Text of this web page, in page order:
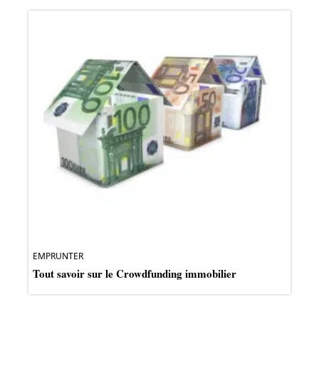
EMPRUNTER
Tout savoir sur le Crowdfunding immobilier